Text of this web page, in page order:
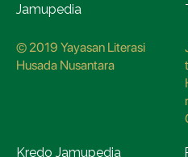
Jamupedia
© 2019 Yayasan Literasi
Husada Nusantara
Kredo Jamupedia